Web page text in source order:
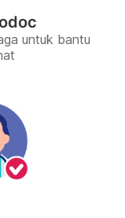
untuk bantu